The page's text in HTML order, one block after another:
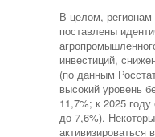
В целом,
поставлены
инвестиций,
(по данным
высокий уровень
11,7%; к 2025 году
до 7,6%).
активизироваться